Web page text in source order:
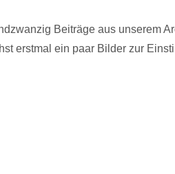
Beiträge aus unserem
erstmal ein paar Bilder zur